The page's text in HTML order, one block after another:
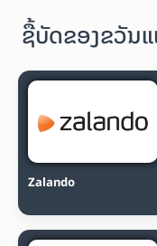
ຊື້ບັດຂອງຂວັນ
Zalando